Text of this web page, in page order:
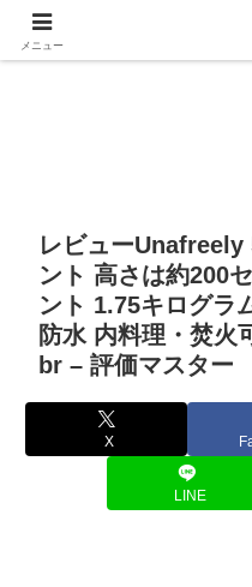
レビューUnafreely
ント 高さは約200
ント 1.75キログラ
防水 内料理・焚火
br – 評価マスター
X
LINE
メニュー